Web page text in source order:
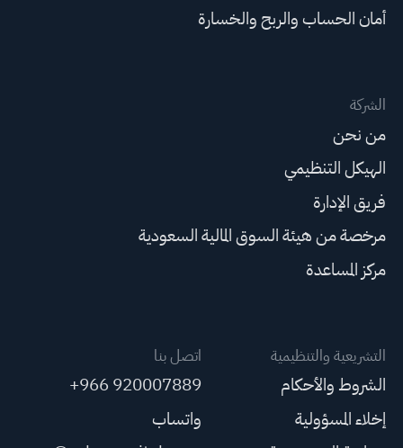
أمان الحساب والربح والخسارة
الشركة
من نحن
الهيكل التنظيمي
فريق الإدارة
مرخصة من هيئة السوق المالية السعودية
مركز المساعدة
التشريعية والتنظيمية
الشروط والأحكام
إخلاء المسؤولية
اتصل بنا
+966 920007889
واتساب